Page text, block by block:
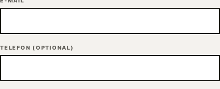
TELEFON (OPTIONAL)